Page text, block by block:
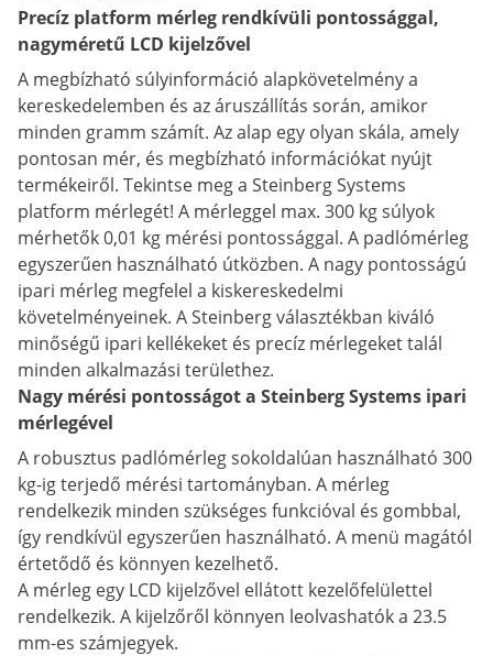
Precíz platform mérleg rendkívüli pontossággal,
nagyméretű LCD kijelzővel
A megbízható súlyinformáció alapkövetelmény a
kereskedelemben és az áruszállítás során, amikor
minden gramm számít. Az alap egy olyan skála, amely
pontosan mér, és megbízható információkat nyújt
termékeiről. Tekintse meg a Steinberg Systems
platform mérlegét! A mérleggel max. 300 kg súlyok
mérhetők 0,01 kg mérési pontossággal. A padlómérleg
egyszerűen használható útközben. A nagy pontosságú
ipari mérleg megfelel a kiskereskedelmi
követelményeinek. A Steinberg választékban kiváló
minőségű ipari kellékeket és precíz mérlegeket talál
minden alkalmazási területhez.
Nagy mérési pontosságot a Steinberg Systems ipari
mérlegével
A robusztus padlómérleg sokoldalúan használható 300
kg-ig terjedő mérési tartományban. A mérleg
rendelkezik minden szükséges funkcióval és gombbal,
így rendkívül egyszerűen használható. A menü magától
értetődő és könnyen kezelhető.
A mérleg egy LCD kijelzővel ellátott kezelőfelülettel
rendelkezik. A kijelzőről könnyen leolvashatók a 23.5
mm-es számjegyek.